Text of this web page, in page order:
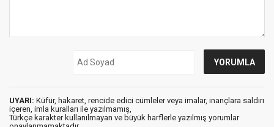
UYARI: Küfür, hakaret, rencide edici cümleler veya imalar, inançlara saldırı
içeren, imla kuralları ile yazılmamış,
Türkçe karakter kullanılmayan ve büyük harflerle yazılmış yorumlar